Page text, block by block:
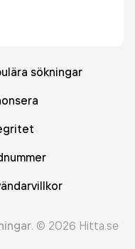
sökningar
. © 2026 Hitta.se